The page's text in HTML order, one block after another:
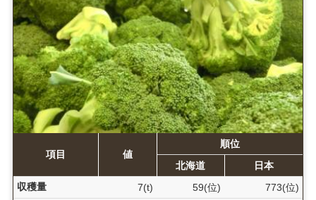
項目 値
順位
北海道
日本
収穫量
7(t) 59(位)
773(位)